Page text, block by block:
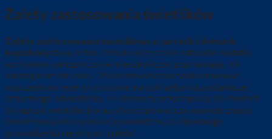
Zalety zastosowania świetlików
Zalety zastosowania świetlików w jurtach i domach
kopułowych są liczne. Przede wszystkim naturalne światło
wpływa na samopoczucie mieszkańców, poprawiając ich
nastrój oraz zdrowie. Dzięki temu można zaobserwować
oszczędności energii, gdyż nie ma potrzeby korzystania ze
sztucznego oświetlenia. Te elementy przyczyniają się również
do lepszej wentylacji oraz jakości powietrza wewnętrznego.
Umożliwiają one cyrkulację powietrza, co zapobiega
gromadzeniu się wilgoci i pleśni.